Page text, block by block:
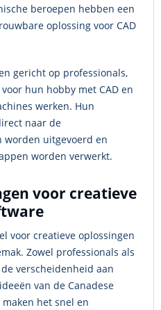
beroepen hebben een
oplossing voor CAD
gericht op professionals,
hun hobby met CAD en
werken. Hun
naar de
worden uitgevoerd en
worden verwerkt.
voor creatieve
voor creatieve oplossingen
Zowel professionals als
verscheidenheid aan
van de Canadese
maken het snel en